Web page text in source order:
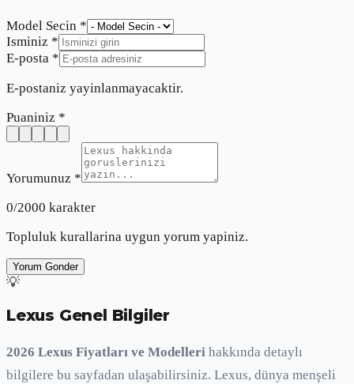
Model Secin *
Isminiz *
E-posta *
E-postaniz yayinlanmayacaktir.
Puaniniz *
Yorumunuz *
0/2000 karakter
Topluluk kurallarina uygun yorum yapiniz.
Yorum Gonder
💡
Lexus Genel Bilgiler
2026 Lexus Fiyatları ve Modelleri hakkında detaylı
bilgilere bu sayfadan ulaşabilirsiniz. Lexus, dünya menşeli